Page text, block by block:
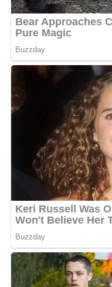
1 Wurzelwerk
etwas Basilikum
6 Wacholderbeeren
1 Lorbeerblatt
1 Nelke
Salz
1 Päckchen
1/2 Teelöffel Butter
60 g Mehl
1 Ei
Salz
gehackte Petersilie
Lob, Kritik, Fragen
Dann hinterlasse
Ende dieser Seite &
Zubereitung